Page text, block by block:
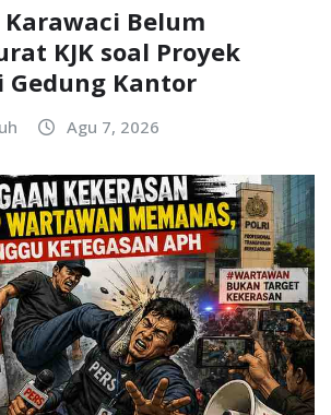
Belum
KJK soal Proyek
Gedung Kantor
Agu 7, 2026